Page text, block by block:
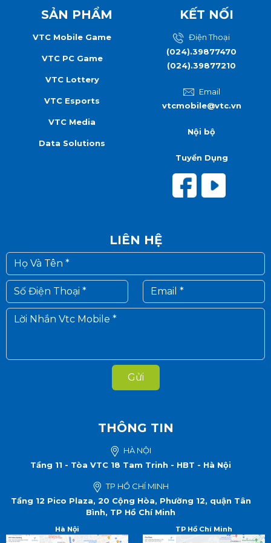
SẢN PHẨM
VTC Mobile Game
VTC PC Game
VTC Lottery
VTC Esports
VTC Media
Data Solutions
KẾT NỐI
Điện Thoại
(024).39877470
(024).39877210
Email
vtcmobile@vtc.vn
Nội bộ
Tuyển Dụng
LIÊN HỆ
Gửi
THÔNG TIN
HÀ NỘI
Tầng 11 - Tòa VTC 18 Tam Trinh - HBT - Hà Nội
TP HỒ CHÍ MINH
Tầng 12 Pico Plaza, 20 Cộng Hòa, Phường 12, quận Tân
Bình, TP Hồ Chí Minh
Hà Nội TP Hồ Chí Minh